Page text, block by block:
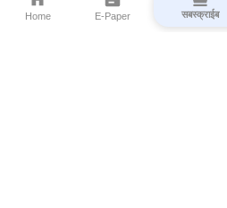
Home E-Paper सबस्क्राईब